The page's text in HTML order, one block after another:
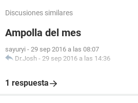
Discusiones similares
Ampolla del mes
sayuryi - 29 sep 2016 a las 08:07
Dr.Josh - 29 sep 2016 a las 14:36
1 respuesta